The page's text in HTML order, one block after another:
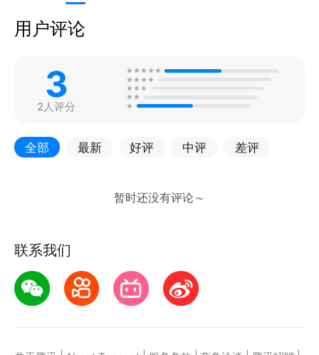
用户评论
3
2人评分
全部 最新 好评 中评 差评
联系我们